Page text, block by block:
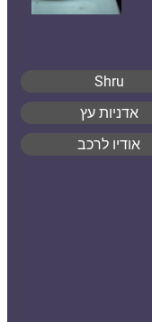
Shru
אדניות עץ
אודיו לרכב